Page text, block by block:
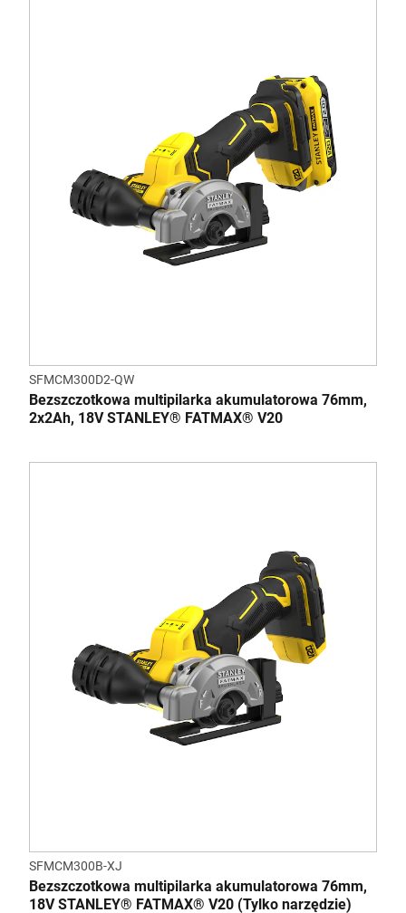
SFMCM300D2-QW
Bezszczotkowa multipilarka akumulatorowa 76mm,
2x2Ah, 18V STANLEY® FATMAX® V20
SFMCM300B-XJ
Bezszczotkowa multipilarka akumulatorowa 76mm,
18V STANLEY® FATMAX® V20 (Tylko narzędzie)